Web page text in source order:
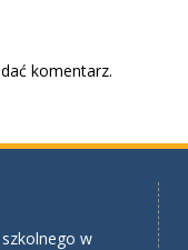
komentarz.
w